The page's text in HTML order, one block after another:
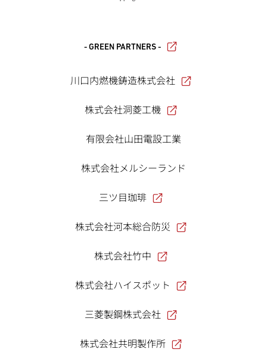
- GREEN PARTNERS -
川口内燃機鋳造株式会社
株式会社洞菱工機
有限会社山田電設工業
株式会社メルシーランド
三ツ目珈琲
株式会社河本総合防災
株式会社竹中
株式会社ハイスポット
三菱製鋼株式会社
株式会社共明製作所